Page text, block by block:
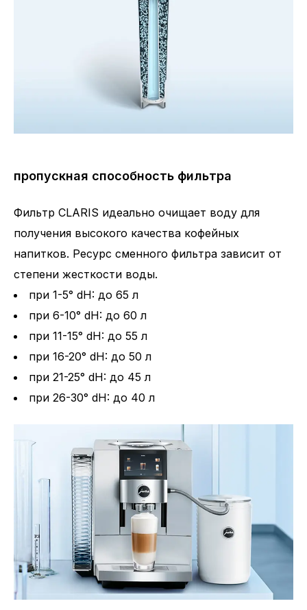
пропускная способность фильтра
Фильтр CLARIS идеально очищает воду для
получения высокого качества кофейных
напитков. Ресурс сменного фильтра зависит от
степени жесткости воды.
при 1-5° dH: до 65 л
при 6-10° dH: до 60 л
при 11-15° dH: до 55 л
при 16-20° dH: до 50 л
при 21-25° dH: до 45 л
при 26-30° dH: до 40 л